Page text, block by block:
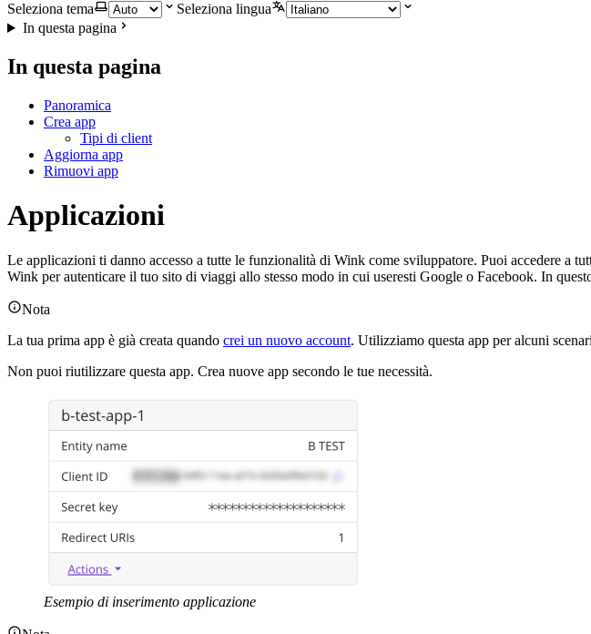
Seleziona tema
Seleziona lingua
In questa pagina
In questa pagina
Panoramica
Crea app
Tipi di client
Aggiorna app
Rimuovi app
Applicazioni
Le applicazioni ti danno accesso a tutte le funzionalità di Wink come sviluppatore. Puoi accedere a
Wink per autenticare il tuo sito di viaggi allo stesso modo in cui useresti Google o Facebook. In
Nota
La tua prima app è già creata quando crei un nuovo account. Utilizziamo questa app per alcuni
Non puoi riutilizzare questa app. Crea nuove app secondo le tue necessità.
Esempio di inserimento applicazione